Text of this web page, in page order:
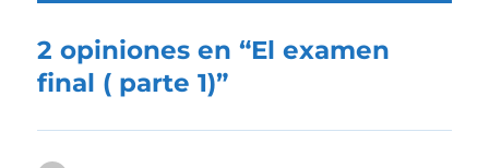
2 opiniones en “El examen
final ( parte 1)”